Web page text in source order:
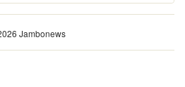
Jambonews